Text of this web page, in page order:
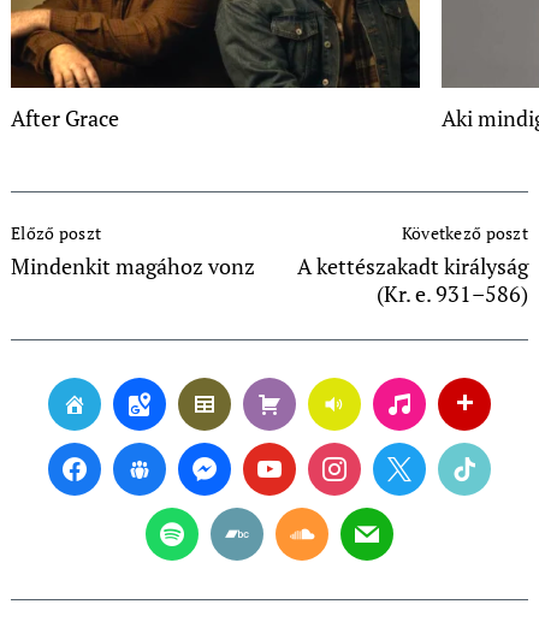
After Grace Aki
Navigation
Előző poszt
Mindenkit magához vonz
Következő poszt
A kettészakadt királyság
(Kr. e. 931–586)